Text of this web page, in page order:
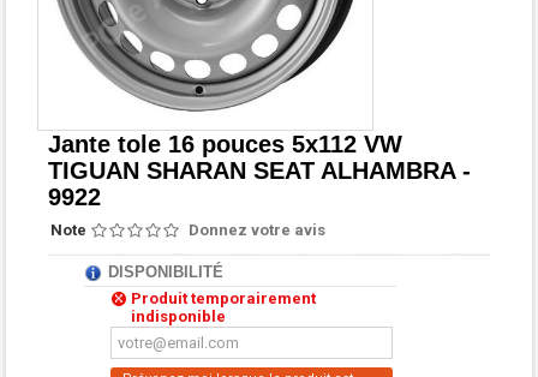
Jante tole 16 pouces 5x112 VW
TIGUAN SHARAN SEAT ALHAMBRA -
9922
Note Donnez votre avis
DISPONIBILITÉ
Produit temporairement
indisponible